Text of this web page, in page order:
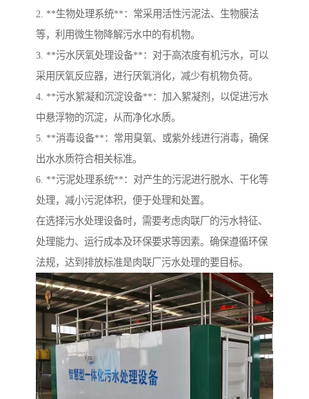
2. **生物处理系统**：常采用活性污泥法、生物膜法
等，利用微生物降解污水中的有机物。
3. **污水厌氧处理设备**：对于高浓度有机污水，可以
采用厌氧反应器，进行厌氧消化，减少有机物负荷。
4. **污水絮凝和沉淀设备**：加入絮凝剂，以促进污水
中悬浮物的沉淀，从而净化水质。
5. **消毒设备**：常用臭氧、或紫外线进行消毒，确保
出水水质符合相关标准。
6. **污泥处理系统**：对产生的污泥进行脱水、干化等
处理，减小污泥体积，便于处理和处置。
在选择污水处理设备时，需要考虑肉联厂的污水特征、
处理能力、运行成本及环保要求等因素。确保遵循环保
法规，达到排放标准是肉联厂污水处理的要目标。